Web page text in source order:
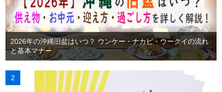
2026年の沖縄旧盆はいつ？ ウンケー・ナカビ・ウークイの流れ
と基本マナー